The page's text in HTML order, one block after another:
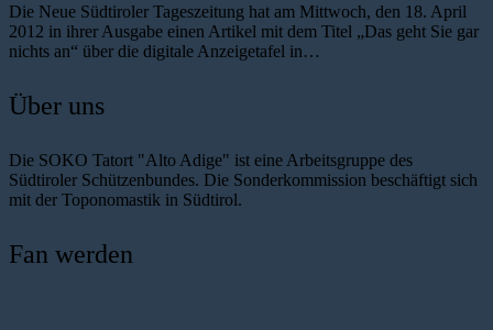
Die Neue Südtiroler Tageszeitung hat am Mittwoch, den 18. April
2012 in ihrer Ausgabe einen Artikel mit dem Titel „Das geht Sie gar
nichts an“ über die digitale Anzeigetafel in…
Über uns
Die SOKO Tatort "Alto Adige" ist eine Arbeitsgruppe des
Südtiroler Schützenbundes. Die Sonderkommission beschäftigt sich
mit der Toponomastik in Südtirol.
Fan werden